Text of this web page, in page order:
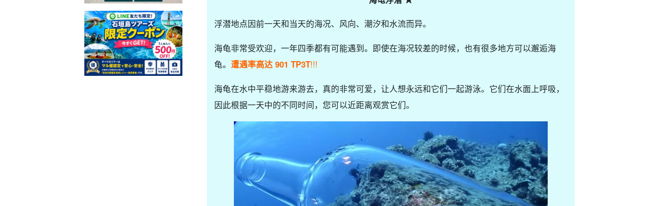
浮潜地点因前一天和当天的海况、风向、潮汐和水流而异。
海龟非常受欢迎，一年四季都有可能遇到。即使在海况较差的时候，也有很多地方可以邂逅海
龟。 遭遇率高达 901 TP3T!!!
海龟在水中平稳地游来游去，真的非常可爱，让人想永远和它们一起游泳。它们在水面上呼吸，
因此根据一天中的不同时间，您可以近距离观赏它们。